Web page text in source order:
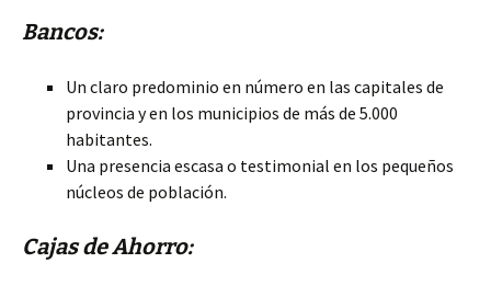
Bancos:
Un claro predominio en número en las capitales de
provincia y en los municipios de más de 5.000
habitantes.
Una presencia escasa o testimonial en los pequeños
núcleos de población.
Cajas de Ahorro: